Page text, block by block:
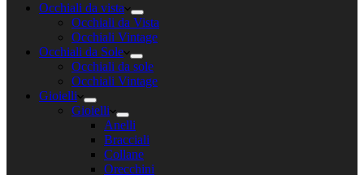
Occhiali da vista
Occhiali da Vista
Occhiali Vintage
Occhiali da Sole
Occhiali da sole
Occhiali Vintage
Gioielli
Gioielli
Anelli
Bracciali
Collane
Orecchini